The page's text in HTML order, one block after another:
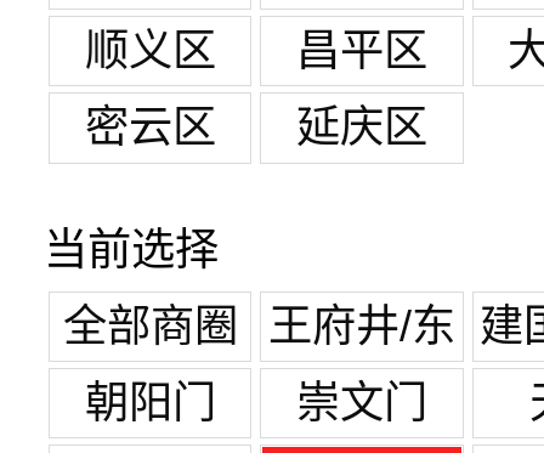
顺义区
昌平区
密云区
延庆区
当前选择
全部商圈
王府井/东
单
建
朝阳门 崇文门